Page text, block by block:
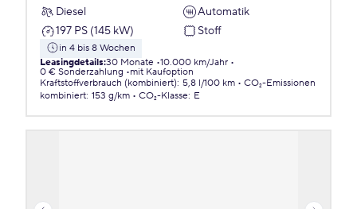
Diesel
Automatik
197 PS (145 kW)
Stoff
in 4 bis 8 Wochen
Leasingdetails:30 Monate 10.000 km/Jahr
0 € Sonderzahlung
mit Kaufoption
Kraftstoffverbrauch (kombiniert): 5,8 l/100 km
CO₂-Emissionen
kombiniert: 153 g/km CO₂-Klasse: E